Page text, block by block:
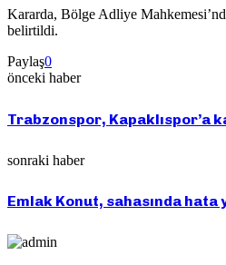
Kararda, Bölge Adliye
belirtildi.
Paylaş0
önceki haber
Trabzonspor, Kapaklıspor’a
sonraki haber
Emlak Konut, sahasında hata